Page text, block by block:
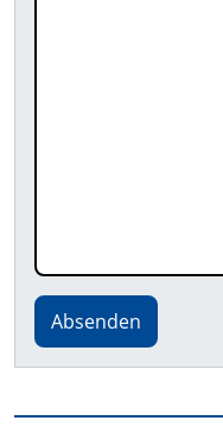
Absenden